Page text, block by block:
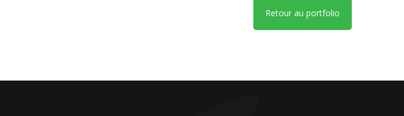
Retour au portfolio